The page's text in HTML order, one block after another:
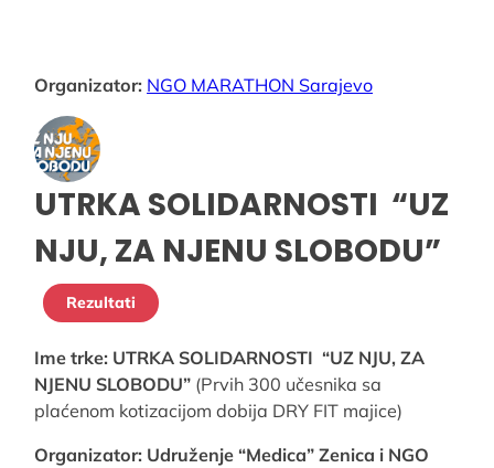
Organizator: NGO MARATHON Sarajevo
UTRKA SOLIDARNOSTI “UZ
NJU, ZA NJENU SLOBODU”
Rezultati
Ime trke: UTRKA SOLIDARNOSTI “UZ NJU, ZA
NJENU SLOBODU” (Prvih 300 učesnika sa
plaćenom kotizacijom dobija DRY FIT majice)
Organizator: Udruženje “Medica” Zenica i NGO